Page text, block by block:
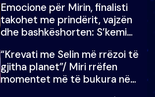
çmimin e madh
Emocione për Mirin, finalisti
takohet me prindërit, vajzën
dhe bashkëshorten: S’kemi
“Krevati me Selin më rrëzoi të
gjitha planet”/ Miri rrëfen
momentet më të bukura në